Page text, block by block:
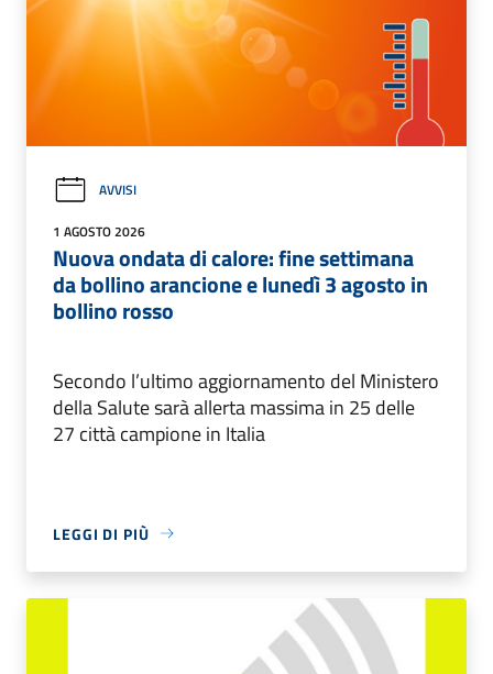
AVVISI
1 AGOSTO 2026
Nuova ondata di calore: fine settimana
da bollino arancione e lunedì 3 agosto in
bollino rosso
Secondo l’ultimo aggiornamento del Ministero
della Salute sarà allerta massima in 25 delle
27 città campione in Italia
LEGGI DI PIÙ